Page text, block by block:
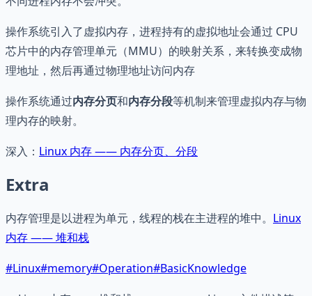
操作系统引入了虚拟内存，进程持有的虚拟地址会通过 CPU
芯片中的内存管理单元（MMU）的映射关系，来转换变成物
理地址，然后再通过物理地址访问内存
操作系统通过内存分页和内存分段等机制来管理虚拟内存与物
理内存的映射。
深入： Linux 内存 —— 内存分页、分段
Extra
内存管理是以进程为单元，线程的栈在主进程的堆中。 Linux
内存 —— 堆和栈
#Linux#memory#Operation#BasicKnowledge